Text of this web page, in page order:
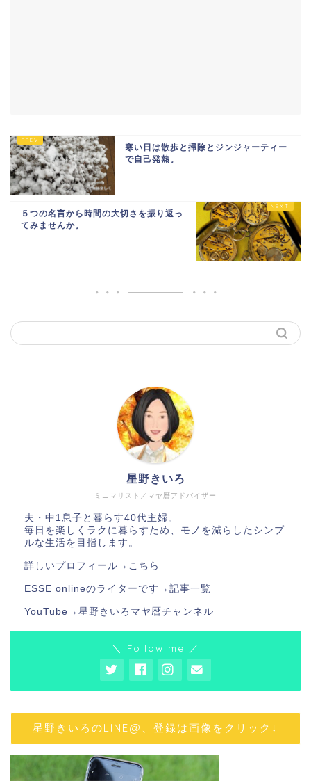
寒い日は散歩と掃除とジンジャーティー
で自己発熱。
５つの名言から時間の大切さを振り返っ
てみませんか。
ミニマリスト／マヤ暦アドバイザー
星野きいろ
夫・中1息子と暮らす40代主婦。
毎日を楽しくラクに暮らすため、モノを減らしたシンプ
ルな生活を目指します。
詳しいプロフィール→ こちら
ESSE onlineのライターです→ 記事一覧
YouTube→ 星野きいろマヤ暦チャンネル
＼ Follow me ／
星野きいろのLINE@、登録は画像をクリック↓